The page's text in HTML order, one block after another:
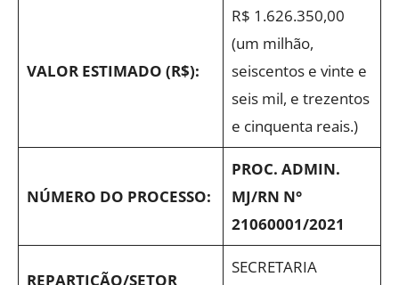
VALOR ESTIMADO (R$):
R$ 1.626.350,00
(um milhão,
seiscentos e vinte e
seis mil, e trezentos
e cinquenta reais.)
NÚMERO DO PROCESSO:
PROC. ADMIN.
MJ/RN N°
21060001/2021
REPARTIÇÃO/SETOR
SECRETARIA